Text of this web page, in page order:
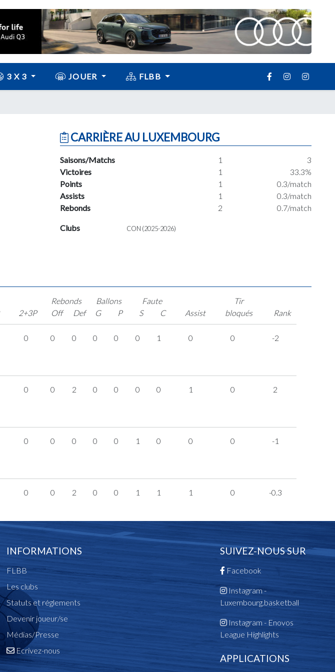
3 X 3 JOUER FLBB
CARRIÈRE AU LUXEMBOURG
Saisons/Matchs 1
3
Victoires
1
33.3%
Points
1
0.3/match
Assists
1
0.3/match
Rebonds
2 0.7/match
Clubs CON (2025-2026)
2+3P
Rebonds
Off
Def
Ballons
G
P
Faute
S
C Assist
Tir
bloqués
Rank
0 0 0 0 0 0 1 0 0 -2
0 0 2 0 0 0 0 1 0 2
0 0 0 0 0 1 0 0 0 -1
0 0 2 0 0 1 1 1 0 -0.3
INFORMATIONS
FLBB
Les clubs
Statuts et réglements
Devenir joueur/se
Médias/Presse
Ecrivez-nous
SUIVEZ-NOUS SUR
Facebook
Instagram -
Luxembourg.basketball
Instagram - Enovos
League Highlights
APPLICATIONS